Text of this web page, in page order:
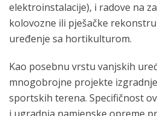
elektroinstalacije), i radove na
kolovozne ili pješačke
uređenje sa hortikulturom.
Kao posebnu vrstu vanjskih
mnogobrojne projekte
sportskih terena. Specifičnost